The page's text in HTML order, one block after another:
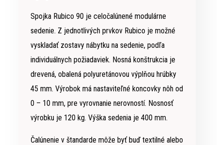
Spojka Rubico 90 je celočalúnené modulárne
sedenie. Z jednotlivých prvkov Rubico je možné
vyskladať zostavy nábytku na sedenie, podľa
individuálnych požiadaviek. Nosná konštrukcia je
drevená, obalená polyuretánovou výplňou hrúbky
45 mm. Výrobok má nastaviteľné koncovky nôh od
0 – 10 mm, pre vyrovnanie nerovností. Nosnosť
výrobku je 120 kg. Výška sedenia je 400 mm.
Čalúnenie v štandarde môže byť buď textilné alebo